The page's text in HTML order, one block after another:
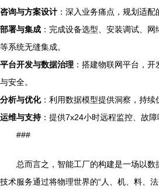
咨询与方案设计 ：深入业务痛点，规划适配
部署与集成 ：完成设备选型、安装调试、
等系统无缝集成。
平台开发与数据治理 ：搭建物联网平台，
与安全。
分析与优化：利用数据模型提供洞察，持续
运维与支持：提供7x24小时远程监控、故障
###
总而言之，智能工厂的构建是一场以
技术服务通过将物理世界的“人、机、料、